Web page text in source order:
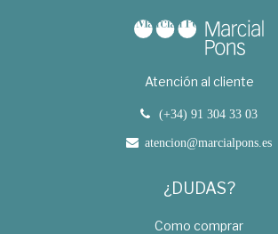
Atención al cliente
(+34) 91 304 33 03
atencion@marcialpons.es
¿DUDAS?
Como comprar